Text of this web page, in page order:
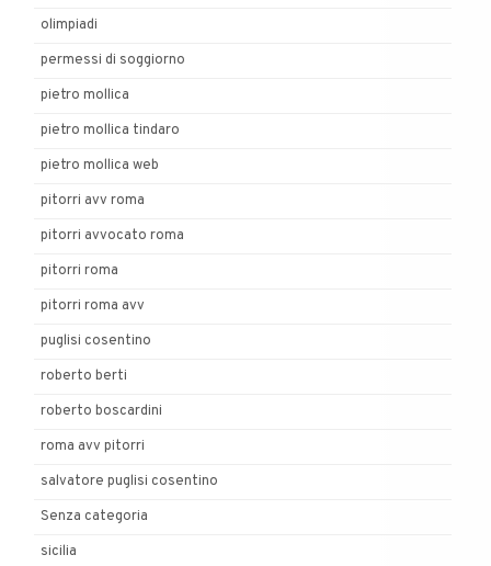
olimpiadi
permessi di soggiorno
pietro mollica
pietro mollica tindaro
pietro mollica web
pitorri avv roma
pitorri avvocato roma
pitorri roma
pitorri roma avv
puglisi cosentino
roberto berti
roberto boscardini
roma avv pitorri
salvatore puglisi cosentino
Senza categoria
sicilia